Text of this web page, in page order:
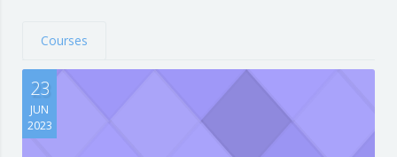
Courses
23
JUN
2023